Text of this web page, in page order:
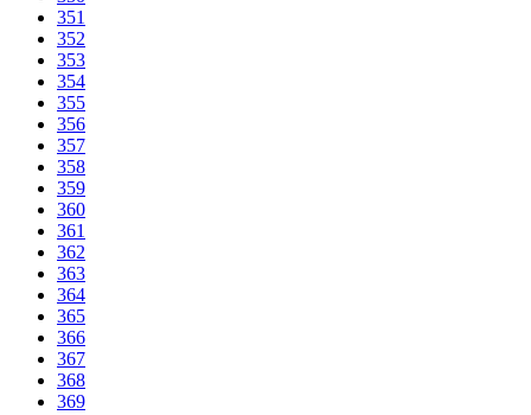
351
352
353
354
355
356
357
358
359
360
361
362
363
364
365
366
367
368
369